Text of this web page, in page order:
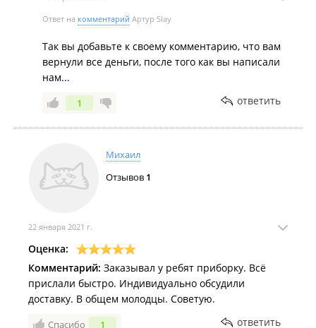
Ответ на комментарий Артур Slay
Так вы добавьте к своему комментарию, что вам
вернули все деньги, после того как вы написали
нам...
1 ответить
Михаил
Отзывов 1
22 января 2021 г.
Оценка:
Комментарий: Заказывал у ребят приборку. Всё
прислали быстро. Индивидуально обсудили
доставку. В общем молодцы. Советую.
Спасибо 1 ответить